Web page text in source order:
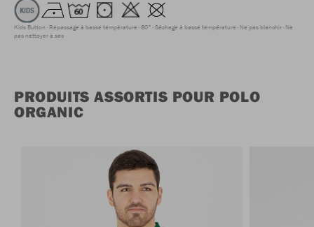
Kids Button Repassage à basse température 60° Séchage à basse température Ne pas blanchir Ne
pas nettoyer à sec
PRODUITS ASSORTIS POUR POLO
ORGANIC